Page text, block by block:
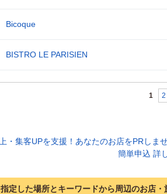
Bicoque
BISTRO LE PARISIEN
1 2
指定した場所とキーワードから周辺のお店・